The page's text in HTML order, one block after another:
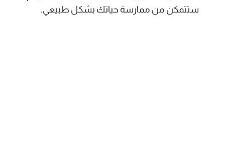
ستتمكن من ممارسة حياتك بشكل طبيعي.